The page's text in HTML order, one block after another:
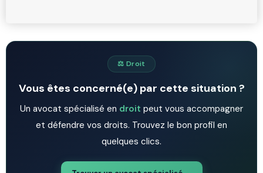
⚖️ Droit
Vous êtes concerné(e) par cette situation ?
Un avocat spécialisé en droit peut vous accompagner
et défendre vos droits. Trouvez le bon profil en
quelques clics.